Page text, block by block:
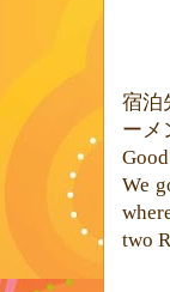
宿泊
ーメ
Good
We
two